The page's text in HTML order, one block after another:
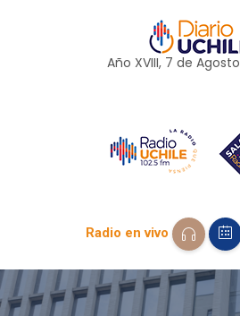
Año XVIII, 7 de Agosto
Radio en vivo